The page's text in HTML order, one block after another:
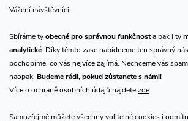
Vážení návštěvníci,
Sbíráme tyobecné pro správnou funkčnosta pak i ty
analytické. Díky těmto zase nabídneme ten správný
pochopíme, co vás nejvíce zajímá. Nechceme vás
naopak. Budeme rádi, pokud zůstanete s námi!
Více o ochraně osobních údajů najdetezde.
Samozřejmě můžete všechny volitelné cookies i
Přijímáme online platby